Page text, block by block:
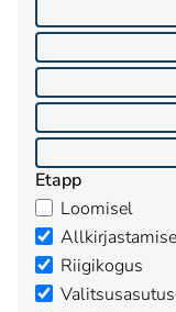
Etapp
Loomisel
Riigikogus